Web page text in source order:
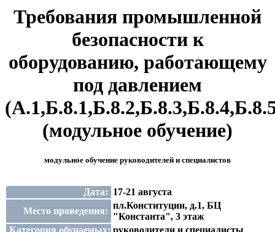
Требования промышленной
безопасности к
оборудованию, работающему
под давлением
(модульное обучение)
модульное обучение руководителей и специалистов
Дата: 17-21 августа
Место проведения:
пл.Конституции, д.1, БЦ
"Константа", 3 этаж